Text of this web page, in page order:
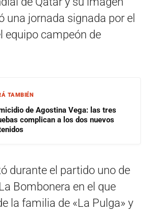
una jornada signada por el
equipo campeón de
TAMBIÉN
de Agostina Vega: las tres
complican a los dos nuevos
durante el partido uno de
Bombonera en el que
la familia de «La Pulga» y